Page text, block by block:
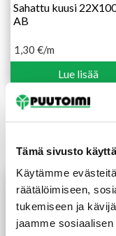
Tämä sivusto
Käytämme
räätälöimiseen,
tukemiseen ja
jaamme
Sahattu kuusi
AB
1,30 €/m
Lue lisää